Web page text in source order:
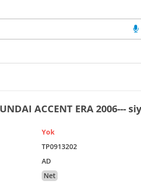
TP0913202
BAGAJ HAVUZU
AD
Net
Yok